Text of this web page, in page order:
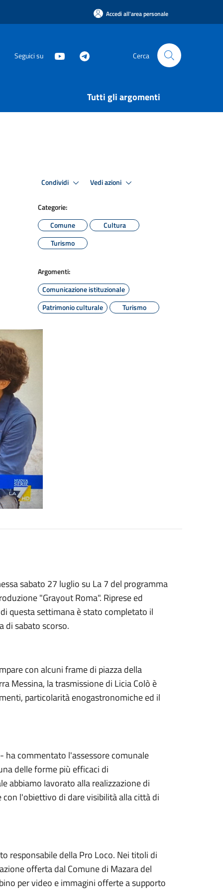
Accedi all'area personale
Seguici su Cerca
Tutti gli argomenti
Condividi Vedi azioni
Categorie:
Comune
Cultura
Turismo
Argomenti:
Comunicazione istituzionale
Patrimonio culturale
Turismo
sabato 27 luglio su La 7 del programma
"Grayout Roma". Riprese ed
questa settimana è stato completato il
di sabato scorso.
con alcuni frame di piazza della
Messina, la trasmissione di Licia Colò è
particolarità enogastronomiche ed il
commentato l'assessore comunale
delle forme più efficaci di
abbiamo lavorato alla realizzazione di
l'obiettivo di dare visibilità alla città di
responsabile della Pro Loco. Nei titoli di
offerta dal Comune di Mazara del
per video e immagini offerte a supporto